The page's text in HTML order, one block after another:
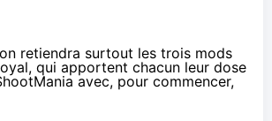
retiendra surtout les trois mods
qui apportent chacun leur dose
avec, pour commencer,